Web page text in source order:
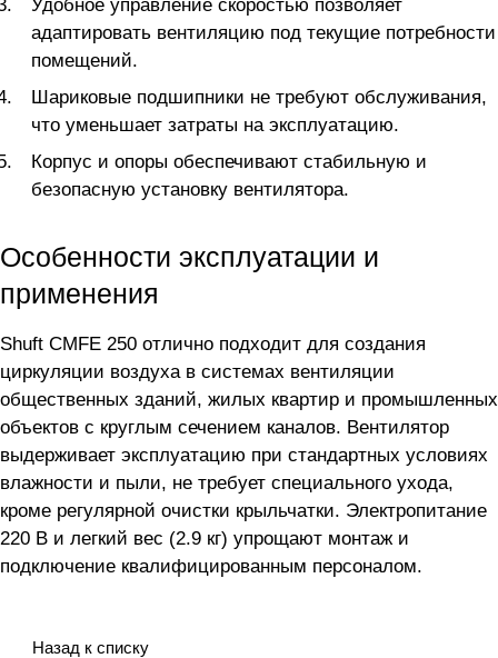
Удобное управление скоростью позволяет
адаптировать вентиляцию под текущие потребности
помещений.
Шариковые подшипники не требуют обслуживания,
что уменьшает затраты на эксплуатацию.
Корпус и опоры обеспечивают стабильную и
безопасную установку вентилятора.
Особенности эксплуатации и
применения
Shuft CMFE 250 отлично подходит для создания
циркуляции воздуха в системах вентиляции
общественных зданий, жилых квартир и промышленных
объектов с круглым сечением каналов. Вентилятор
выдерживает эксплуатацию при стандартных условиях
влажности и пыли, не требует специального ухода,
кроме регулярной очистки крыльчатки. Электропитание
220 В и легкий вес (2.9 кг) упрощают монтаж и
подключение квалифицированным персоналом.
Назад к списку